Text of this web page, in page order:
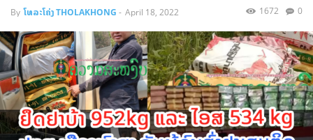
By ໂທລະໂຄ່ງ THOLAKHONG - April 18, 2022 0
1672